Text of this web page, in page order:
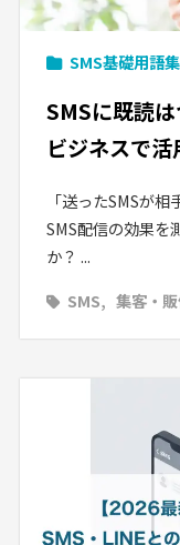
SMS基礎用語集
SMSに既読
ビジネスで
「送ったSMSが
SMS配信の効果を
か？ ...
SMS
集客・